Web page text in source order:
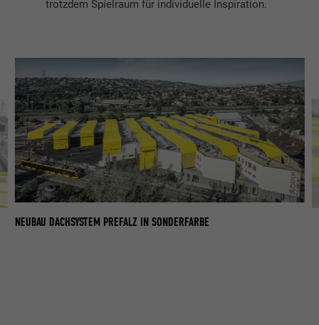
trotzdem Spielraum für individuelle Inspiration.
NEUBAU DACHSYSTEM PREFALZ IN SONDERFARBE